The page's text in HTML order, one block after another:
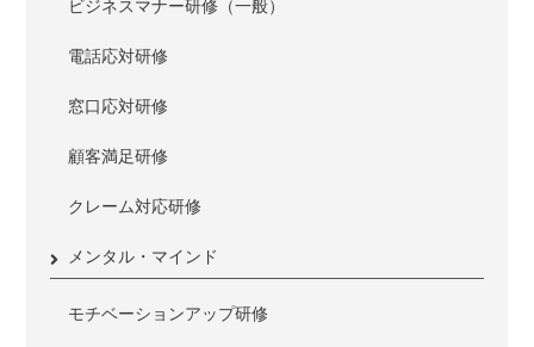
ビジネスマナー研修（一般）
電話応対研修
窓口応対研修
顧客満足研修
クレーム対応研修
メンタル・マインド
モチベーションアップ研修